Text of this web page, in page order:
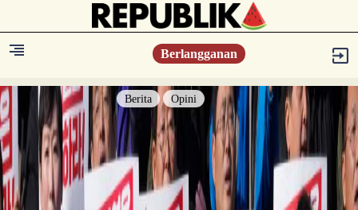
Berlangganan
Berita Opini
Berita
Islam Digest